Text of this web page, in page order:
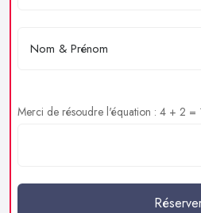
Merci de résoudre l'équation : 4 + 2 =